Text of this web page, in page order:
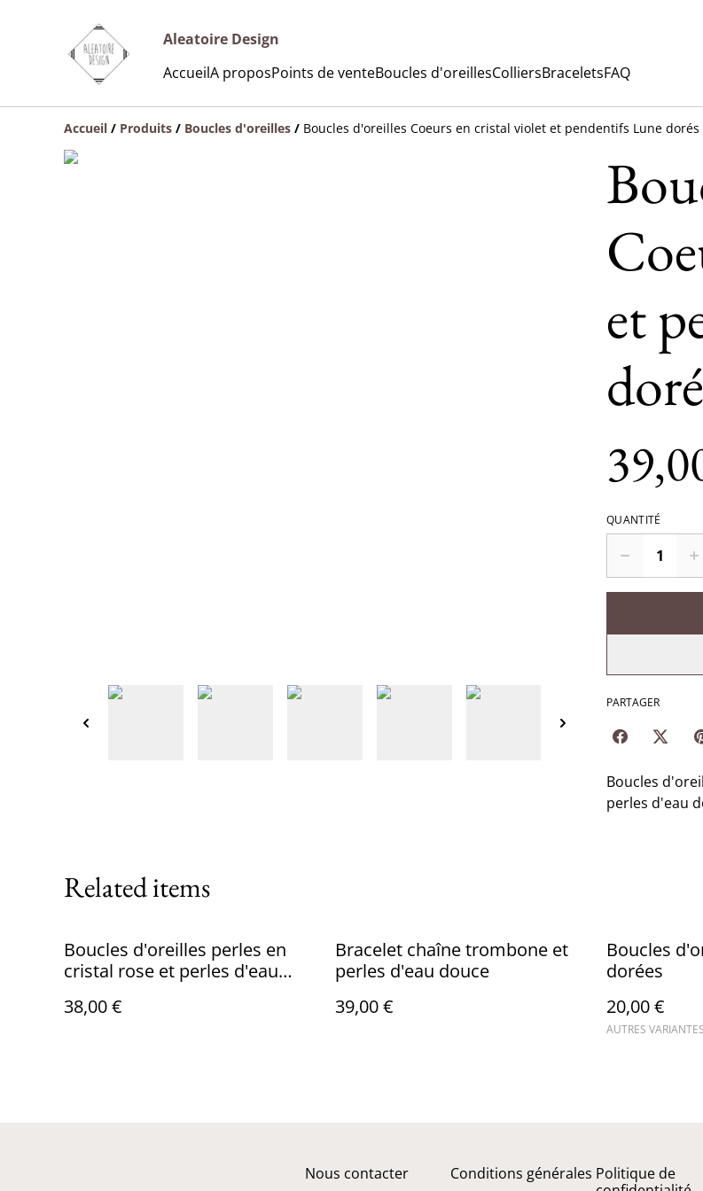
Aleatoire Design
AccueilA proposPoints de venteBoucles d'oreillesColliersBraceletsFAQ
Accueil / Produits / Boucles d'oreilles / Boucles d'oreilles Coeurs en cristal violet et pendentifs Lune dorés
et
QUANTITÉ
PARTAGER
Boucles
perles d'eau
Related items
Boucles d'oreilles perles en
cristal rose et perles d'eau
38,00 €
Bracelet chaîne trombone et
perles d'eau douce
39,00 €
Boucles
dorées
20,00 €
AUTRES
Nous contacter Conditions générales Politique de